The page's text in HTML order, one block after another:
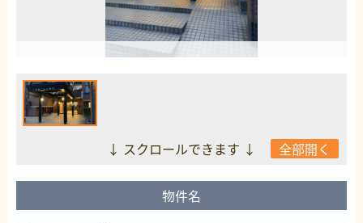
↓ スクロールできます ↓ 全部開く
物件名